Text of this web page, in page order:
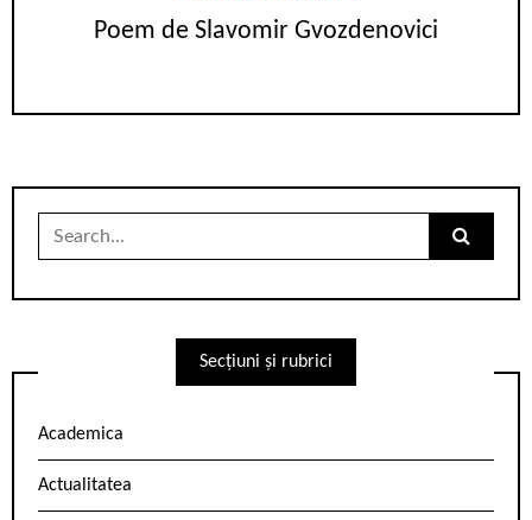
Poem de Slavomir Gvozdenovici
Search
Secțiuni și rubrici
Academica
Actualitatea